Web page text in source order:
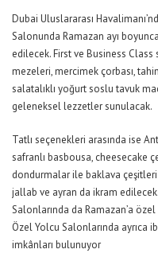
Dubai Uluslararası
Salonunda Ramazan ayı
edilecek. First ve Business Class
mezeleri, mercimek çorbası,
salatalıklı yoğurt soslu tavuk
geleneksel lezzetler sunulacak.
Tatlı seçenekleri arasında ise
safranlı basbousa, cheesecake
dondurmalar ile baklava
jallab ve ayran da ikram
Salonlarında da Ramazan’a
Özel Yolcu Salonlarında ayrıca
imkânları bulunuyor